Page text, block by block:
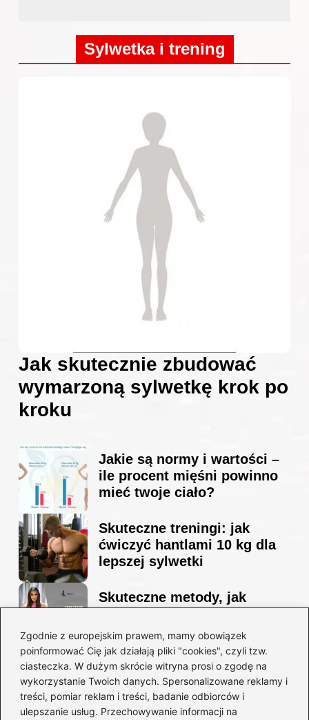
Zgodnie z europejskim prawem, mamy obowiązek
poinformować Cię jak działają pliki "cookies", czyli tzw.
ciasteczka. W dużym skrócie witryna prosi o zgodę na
wykorzystanie Twoich danych. Spersonalizowane reklamy i
treści, pomiar reklam i treści, badanie odbiorców i
ulepszanie usług. Przechowywanie informacji na
Sylwetka i trening
Jak skutecznie zbudować
wymarzoną sylwetkę krok po
kroku
Jakie są normy i wartości –
ile procent mięśni powinno
mieć twoje ciało?
Skuteczne treningi: jak
ćwiczyć hantlami 10 kg dla
lepszej sylwetki
Skuteczne metody, jak
sylwetkę w zaledwie 90 dni
Idealny garnitur: jak dobrać
go do swojej sylwetki?